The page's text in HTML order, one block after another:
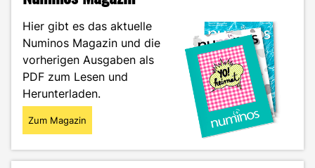
Hier gibt es das aktuelle
Numinos Magazin und die
vorherigen Ausgaben als
PDF zum Lesen und
Herunterladen.
Zum Magazin